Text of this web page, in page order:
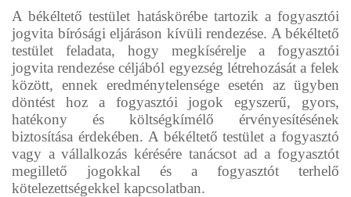
A békéltető testület hatáskörébe tartozik a fogyasztói
jogvita bírósági eljáráson kívüli rendezése. A békéltető
testület feladata, hogy megkísérelje a fogyasztói
jogvita rendezése céljából egyezség létrehozását a felek
között, ennek eredménytelensége esetén az ügyben
döntést hoz a fogyasztói jogok egyszerű, gyors,
hatékony és költségkímélő érvényesítésének
biztosítása érdekében. A békéltető testület a fogyasztó
vagy a vállalkozás kérésére tanácsot ad a fogyasztót
megillető jogokkal és a fogyasztót terhelő
kötelezettségekkel kapcsolatban.